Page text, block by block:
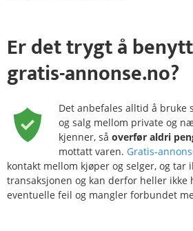
Er dettrygtå
gratis-annonse.no?
Det anbefales alltid å bruke
og salg mellom private og
kjenner, så overfør aldri
mottatt varen. Gratis-
kontakt mellom kjøper og selger, og tar
transaksjonen og kan derfor heller ikke
eventuelle feil og mangler forbundet